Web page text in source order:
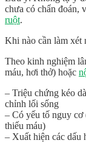
chưa có chẩn đoán,
ruột.
Khi nào cần làm xét
Theo kinh nghiệm
máu, hơi thở) hoặc
– Triệu chứng kéo
chỉnh lối sống
– Có yếu tố nguy cơ
thiếu máu)
– Xuất hiện các dấu